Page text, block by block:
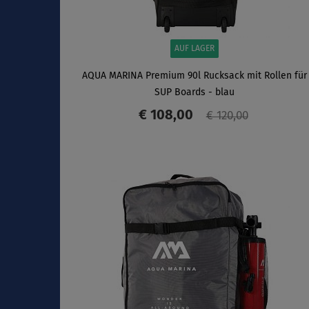
AUF LAGER
AQUA MARINA Premium 90l Rucksack mit Rollen für
SUP Boards - blau
€ 108,00 € 120,00